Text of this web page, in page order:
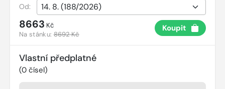
Od:
8663 Kč
Na stánku:8692 Kč
Koupit
Vlastní předplatné
(0 čísel)